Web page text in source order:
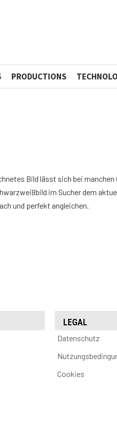
PRODUCTIONS
Bild lässt sich bei
im Sucher dem
und perfekt angleichen.
LEGAL
Datenschutz
Cookies